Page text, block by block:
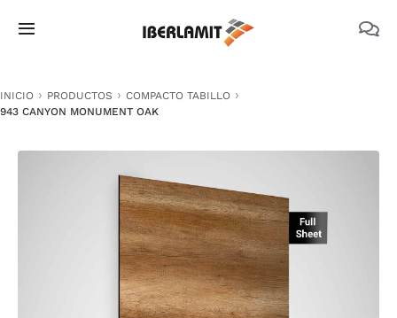
Toggle
DOCUMENTACIÓN TÉCNICA
MEDIO AMBIENTE
INICIO PRODUCTOS
COMPACTO TABILLO
943 CANYON MONUMENT OAK